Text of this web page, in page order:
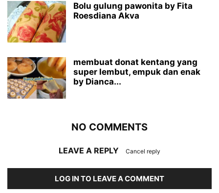
Bolu gulung pawonita by Fita
Roesdiana Akva
membuat donat kentang yang
super lembut, empuk dan enak
by Dianca...
NO COMMENTS
LEAVE A REPLY Cancel reply
LOG IN TO LEAVE A COMMENT